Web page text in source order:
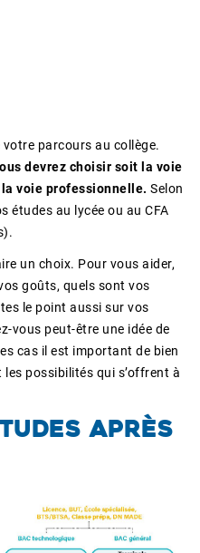
parcours au collège.
devrez choisir soit la voie
voie professionnelle. Selon
études au lycée ou au CFA
un choix. Pour vous aider,
goûts, quels sont vos
le point aussi sur vos
vous peut-être une idée de
cas il est important de bien
possibilités qui s’offrent à
APRÈS